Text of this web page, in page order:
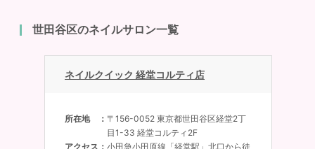
世田谷区のネイルサロン一覧
ネイルクイック 経堂コルティ店
所在地
〒156-0052 東京都世田谷区経堂2丁
目1-33 経堂コルティ2F
アクセス
小田急小田原線「経堂駅」北口から徒